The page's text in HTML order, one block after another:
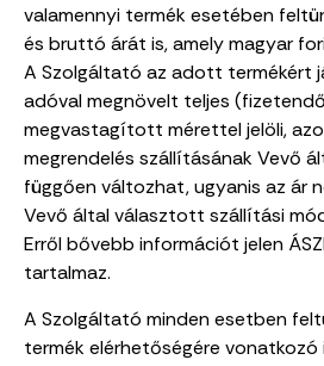
valamennyi termék esetében
és bruttó árát is, amely magyar
A Szolgáltató az adott termékért
adóval megnövelt teljes
megvastagított mérettel jelöli,
megrendelés szállításának Vevő
függően változhat, ugyanis az ár
Vevő által választott szállítási
Erről bővebb információt jelen
tartalmaz.
A Szolgáltató minden esetben
termék elérhetőségére